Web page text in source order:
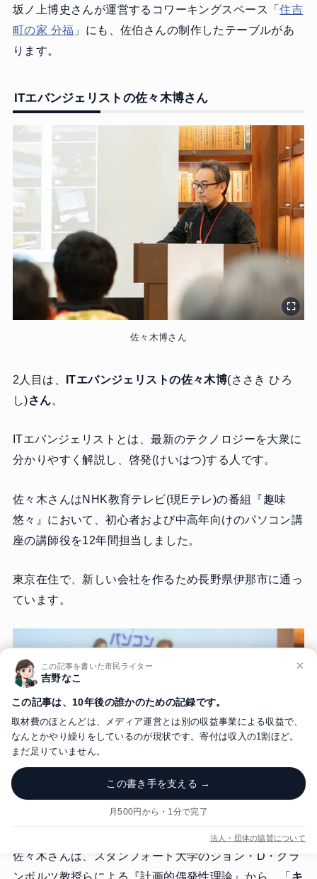
坂ノ上博史さんが運営するコワーキングスペース「住吉
町の家 分福 」にも、佐伯さんの制作したテーブルがあ
ります。
ITエバンジェリストの佐々木博さん
佐々木博さん
2人目は、 ITエバンジェリストの佐々木博(ささき ひろ
し)さん。
ITエバンジェリストとは、最新のテクノロジーを大衆に
分かりやすく解説し、啓発(けいはつ)する人です。
佐々木さんはNHK教育テレビ(現Eテレ)の番組『趣味
悠々』において、初心者および中高年向けのパソコン講
座の講師役を12年間担当しました。
東京在住で、新しい会社を作るため長野県伊那市に通っ
ています。
佐々木さんは、スタンフォード大学のジョン・D・クラ
ンボルツ教授らによる『計画的偶発性理論』から、「キ
×
この記事を書いた市民ライター
吉野なこ
この記事は、10年後の誰かのための記録です。
取材費のほとんどは、メディア運営とは別の収益事業による収益で、
なんとかやり繰りをしているのが現状です。寄付は収入の1割ほど。
まだ足りていません。
この書き手を支える →
月500円から・1分で完了
法人・団体の協賛について